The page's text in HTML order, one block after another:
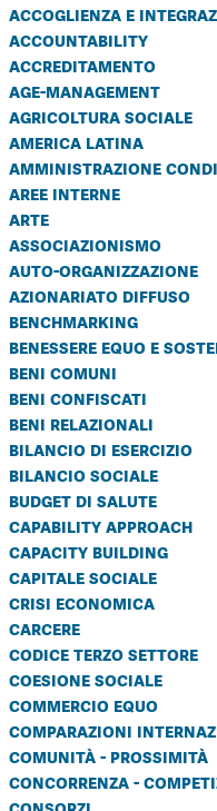
accoglienza e
accountability
accreditamento
age-management
agricoltura sociale
america latina
amministrazione
aree interne
arte
associazionismo
auto-organizzazione
azionariato diffuso
benchmarking
benessere equo e
beni comuni
beni confiscati
beni relazionali
bilancio di esercizio
bilancio sociale
budget di salute
capability approach
capacity building
capitale sociale
crisi economica
carcere
codice terzo settore
coesione sociale
commercio equo
comparazioni
comunità - prossimità
concorrenza -